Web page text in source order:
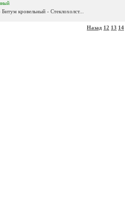
кровельный - Стеклохолст...
Назад 12 13 14